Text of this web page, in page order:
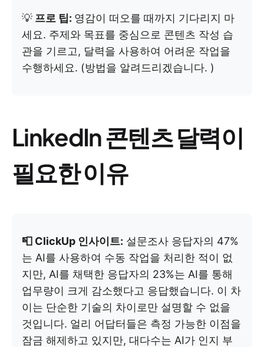
💡 프로 팁: 영감이 떠오를 때까지 기다리지 마
세요. 주제와 목표를 중심으로 콘텐츠 작성 습
관을 기르고, 달력을 사용하여 어려운 작업을
수행하세요. (방법을 알려드리겠습니다. )
LinkedIn 콘텐츠 달력이
필요한 이유
📮 ClickUp 인사이트: 설문조사 응답자의 47%
는 AI를 사용하여 수동 작업을 처리한 적이 없
지만, AI를 채택한 응답자의 23%는 AI를 통해
업무량이 크게 감소했다고 응답했습니다. 이 차
이는 단순한 기술의 차이로만 설명할 수 없을
것입니다. 얼리 어답터들은 측정 가능한 이점을
잠금 해제하고 있지만, 대다수는 AI가 인지 부